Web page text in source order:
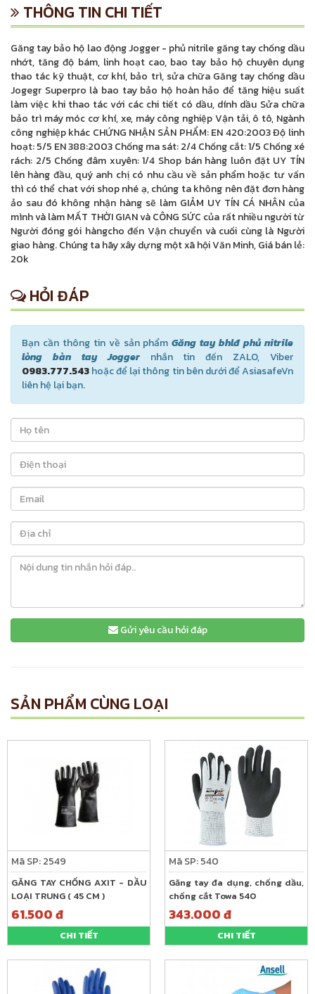
THÔNG TIN CHI TIẾT
Găng tay bảo hộ lao động Jogger - phủ nitrile găng tay chống dầu
nhớt, tăng độ bám, linh hoạt cao, bao tay bảo hộ chuyên dụng
thao tác kỹ thuật, cơ khí, bảo trì, sửa chữa Găng tay chống dầu
Jogegr Superpro là bao tay bảo hộ hoàn hảo để tăng hiệu suất
làm việc khi thao tác với các chi tiết có dầu, dính dầu Sửa chữa
bảo trì máy móc cơ khí, xe, máy công nghiệp Vận tải, ô tô, Ngành
công nghiệp khác CHỨNG NHẬN SẢN PHẨM: EN 420:2003 Độ linh
hoạt: 5/5 EN 388:2003 Chống ma sát: 2/4 Chống cắt: 1/5 Chống xé
rách: 2/5 Chống đâm xuyên: 1/4 Shop bán hàng luôn đặt UY TÍN
lên hàng đầu, quý anh chị có nhu cầu về sản phẩm hoặc tư vấn
thì có thể chat với shop nhé ạ, chúng ta không nên đặt đơn hàng
ảo sau đó không nhận hàng sẽ làm GIẢM UY TÍN CÁ NHÂN của
mình và làm MẤT THỜI GIAN và CÔNG SỨC của rất nhiều người từ
Người đóng gói hàngcho đến Vận chuyển và cuối cùng là Người
giao hàng. Chúng ta hãy xây dựng một xã hội Văn Minh, Giá bán lẻ:
20k
HỎI ĐÁP
Bạn cần thông tin về sản phẩmGăng tay bhlđ phủ nitrile
lòng bàn tay Joggernhắn tin đến ZALO, Viber
0983.777.543hoặc để lại thông tin bên dưới để AsiasafeVn
liên hệ lại bạn.
Gửi yêu cầu hỏi đáp
SẢN PHẨM CÙNG LOẠI
Mã SP: 2549
GĂNG TAY CHỐNG AXIT - DẦU
LOẠI TRUNG ( 45 CM )
61.500 đ
CHI TIẾT
Mã SP: 540
Găng tay đa dụng, chống dầu,
chống cắt Towa 540
343.000 đ
CHI TIẾT